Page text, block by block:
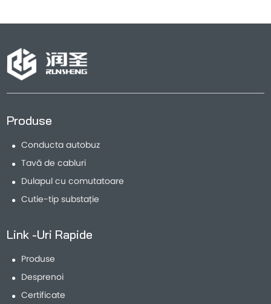
Produse
Conducta autobuz
Tavă de cabluri
Dulapul cu comutatoare
Cutie-tip substație
Link -uri Rapide
Produse
Desprenoi
Certificate